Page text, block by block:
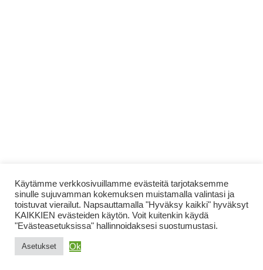
Käytämme verkkosivuillamme evästeitä tarjotaksemme
sinulle sujuvamman kokemuksen muistamalla valintasi ja
toistuvat vierailut. Napsauttamalla "Hyväksy kaikki" hyväksyt
KAIKKIEN evästeiden käytön. Voit kuitenkin käydä
"Evästeasetuksissa" hallinnoidaksesi suostumustasi.
Asetukset Ok